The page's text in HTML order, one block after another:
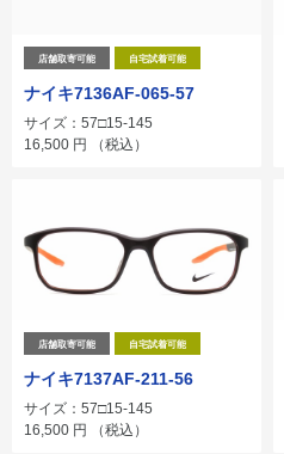
店舗取寄可能 自宅試着可能
ナイキ7136AF-065-57
サイズ：57□15-145
16,500 円 （税込）
店舗取寄可能 自宅試着可能
ナイキ7137AF-211-56
サイズ：57□15-145
16,500 円 （税込）